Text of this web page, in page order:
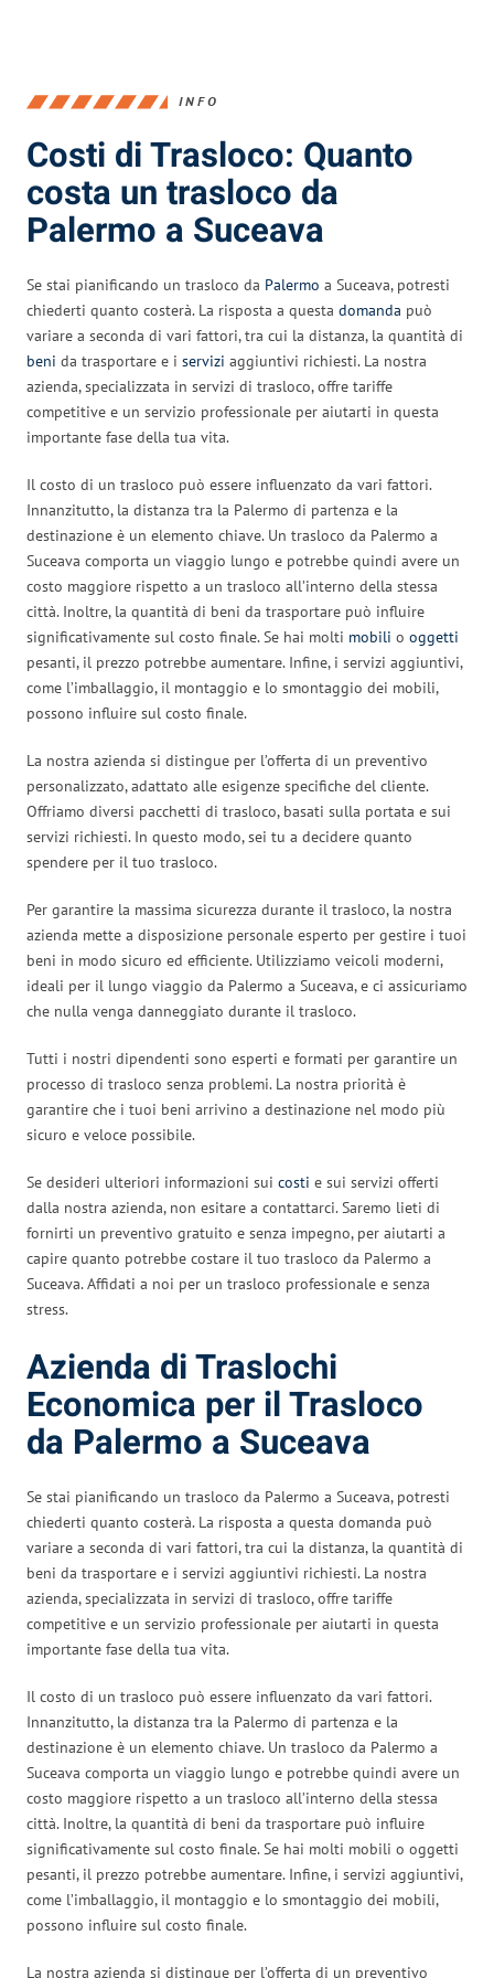
INFO
Costi di Trasloco: Quanto
costa un trasloco da
Palermo a Suceava
Se stai pianificando un trasloco da Palermo a Suceava, potresti
chiederti quanto costerà. La risposta a questa domanda può
variare a seconda di vari fattori, tra cui la distanza, la quantità di
beni da trasportare e i servizi aggiuntivi richiesti. La nostra
azienda, specializzata in servizi di trasloco, offre tariffe
competitive e un servizio professionale per aiutarti in questa
importante fase della tua vita.
Il costo di un trasloco può essere influenzato da vari fattori.
Innanzitutto, la distanza tra la Palermo di partenza e la
destinazione è un elemento chiave. Un trasloco da Palermo a
Suceava comporta un viaggio lungo e potrebbe quindi avere un
costo maggiore rispetto a un trasloco all’interno della stessa
città. Inoltre, la quantità di beni da trasportare può influire
significativamente sul costo finale. Se hai molti mobili o oggetti
pesanti, il prezzo potrebbe aumentare. Infine, i servizi aggiuntivi,
come l’imballaggio, il montaggio e lo smontaggio dei mobili,
possono influire sul costo finale.
La nostra azienda si distingue per l’offerta di un preventivo
personalizzato, adattato alle esigenze specifiche del cliente.
Offriamo diversi pacchetti di trasloco, basati sulla portata e sui
servizi richiesti. In questo modo, sei tu a decidere quanto
spendere per il tuo trasloco.
Per garantire la massima sicurezza durante il trasloco, la nostra
azienda mette a disposizione personale esperto per gestire i tuoi
beni in modo sicuro ed efficiente. Utilizziamo veicoli moderni,
ideali per il lungo viaggio da Palermo a Suceava, e ci assicuriamo
che nulla venga danneggiato durante il trasloco.
Tutti i nostri dipendenti sono esperti e formati per garantire un
processo di trasloco senza problemi. La nostra priorità è
garantire che i tuoi beni arrivino a destinazione nel modo più
sicuro e veloce possibile.
Se desideri ulteriori informazioni sui costi e sui servizi offerti
dalla nostra azienda, non esitare a contattarci. Saremo lieti di
fornirti un preventivo gratuito e senza impegno, per aiutarti a
capire quanto potrebbe costare il tuo trasloco da Palermo a
Suceava. Affidati a noi per un trasloco professionale e senza
stress.
Azienda di Traslochi
Economica per il Trasloco
da Palermo a Suceava
Se stai pianificando un trasloco da Palermo a Suceava, potresti
chiederti quanto costerà. La risposta a questa domanda può
variare a seconda di vari fattori, tra cui la distanza, la quantità di
beni da trasportare e i servizi aggiuntivi richiesti. La nostra
azienda, specializzata in servizi di trasloco, offre tariffe
competitive e un servizio professionale per aiutarti in questa
importante fase della tua vita.
Il costo di un trasloco può essere influenzato da vari fattori.
Innanzitutto, la distanza tra la Palermo di partenza e la
destinazione è un elemento chiave. Un trasloco da Palermo a
Suceava comporta un viaggio lungo e potrebbe quindi avere un
costo maggiore rispetto a un trasloco all’interno della stessa
città. Inoltre, la quantità di beni da trasportare può influire
significativamente sul costo finale. Se hai molti mobili o oggetti
pesanti, il prezzo potrebbe aumentare. Infine, i servizi aggiuntivi,
come l’imballaggio, il montaggio e lo smontaggio dei mobili,
possono influire sul costo finale.
La nostra azienda si distingue per l’offerta di un preventivo